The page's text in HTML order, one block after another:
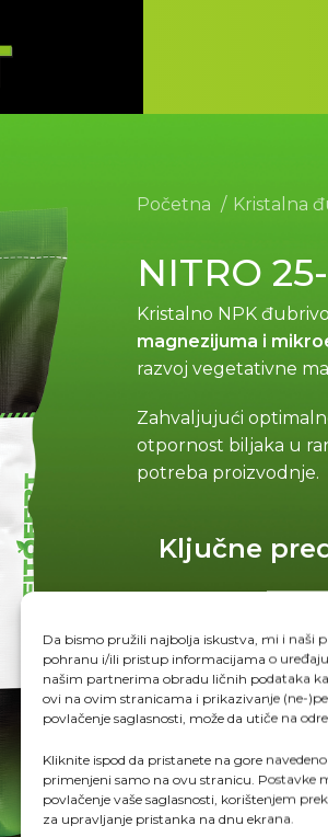
Da bismo pružili najbolja iskustva, mi i naši
pohranu i/ili pristup informacijama o
našim partnerima obradu ličnih podataka
ovi na ovim stranicama i prikazivanje (ne-
povlačenje saglasnosti, može da utiče na
Kliknite ispod da pristanete na gore
primenjeni samo na ovu stranicu. Postavke
povlačenje vaše saglasnosti, korištenjem
za upravljanje pristanka na dnu ekrana.
Početna Kristalna
NITRO
Kristalno NPK
magnezijuma i
razvoj vegetativne
Zahvaljujući
otpornost biljaka u
potreba proizvodnje.
Ključne
Dodatak
fotosintezu
Helatni
Stimuliše
Pogodno za